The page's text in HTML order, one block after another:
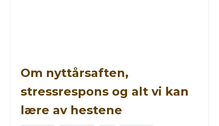
Om nyttårsaften,
stressrespons og alt vi kan
lære av hestene